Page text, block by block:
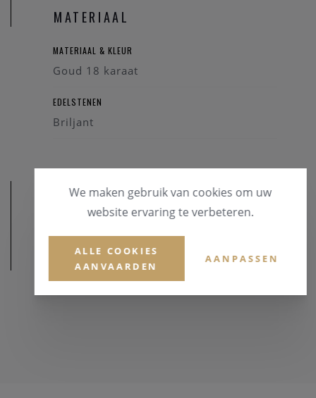
MATERIAAL
MATERIAAL & KLEUR
Goud 18 karaat
EDELSTENEN
Briljant
AFMETINGEN
We maken gebruik van cookies om uw
website ervaring te verbeteren.
ALLE COOKIES
AANVAARDEN
AANPASSEN